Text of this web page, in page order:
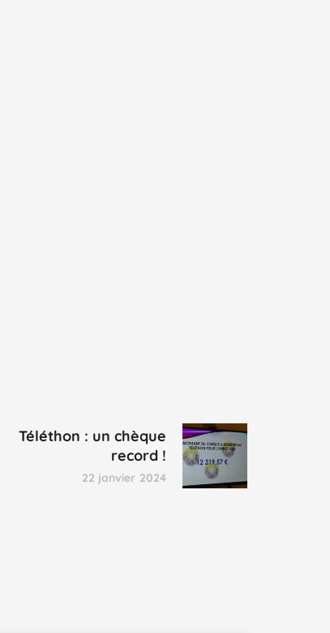
Téléthon : un chèque
record !
22 janvier 2024